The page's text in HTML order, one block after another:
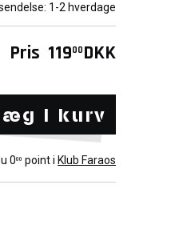
1-2 hverdage
Pris 11900 DKK
i kurv
000 point i Klub Faraos